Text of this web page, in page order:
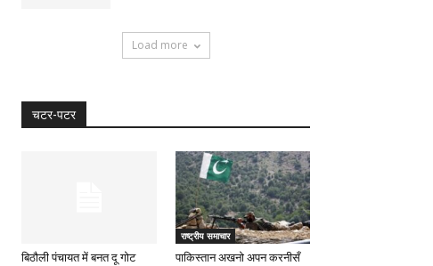
Load more
चटर-पटर
बिठौली पंचायत में बनत दू गोट
राष्ट्रीय समाचार
पाकिस्तान अखनो अपन करनीसँ